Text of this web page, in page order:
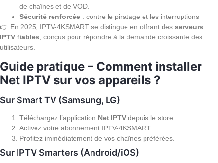
de chaînes et de VOD.
Sécurité renforcée : contre le piratage et les interruptions.
👉 En 2025, IPTV-4KSMART se distingue en offrant des serveurs
IPTV fiables, conçus pour répondre à la demande croissante des
utilisateurs.
Guide pratique – Comment installer
Net IPTV sur vos appareils ?
Sur Smart TV (Samsung, LG)
Téléchargez l’application Net IPTV depuis le store.
Activez votre abonnement IPTV-4KSMART.
Profitez immédiatement de vos chaînes préférées.
Sur IPTV Smarters (Android/iOS)